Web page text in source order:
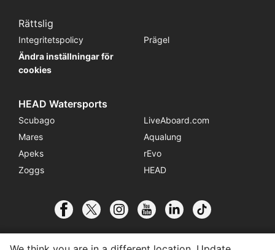
Rättslig
Integritetspolicy
Prägel
Ändra inställningar för
cookies
HEAD Watersports
Scubago
LiveAboard.com
Mares
Aqualung
Apeks
rEvo
Zoggs
HEAD